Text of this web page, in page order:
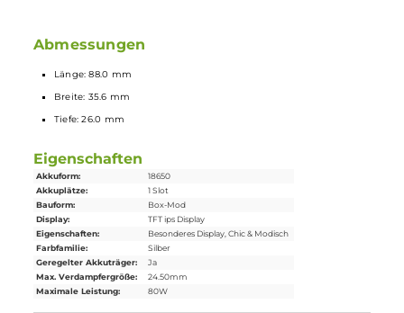
Puff-Counter manuell zurücksetzbar
Gefederter 510er Anschluss
Lieferumfang
1 x Vaporesso Gen Se Mod Akkuträger
1 x USB Typ-C Kabel
1 x Garantiekarte
1 x Sicherheitshinweise
1 x Bedienungsanleitung